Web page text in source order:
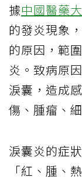
據中國醫藥
的發炎現象
的原因，範
炎。致病原
淚囊，造成
傷、腫瘤、
淚囊炎的症
「紅、腫、